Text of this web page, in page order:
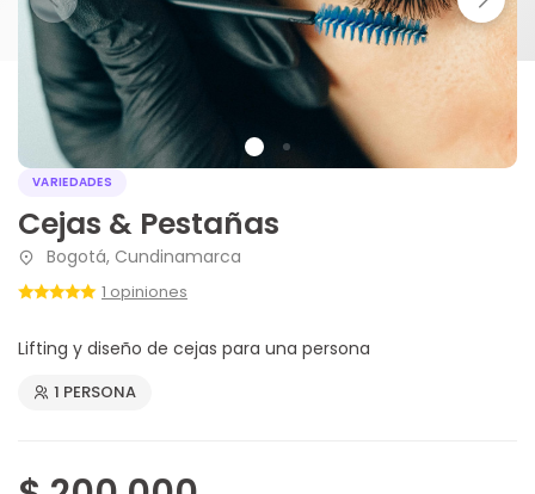
VARIEDADES
Cejas & Pestañas
Bogotá, Cundinamarca
1 opiniones
Lifting y diseño de cejas para una persona
1 PERSONA